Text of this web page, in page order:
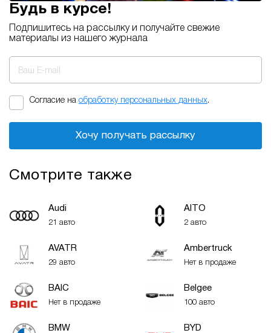
Будь в курсе!
Подпишитесь на рассылку и получайте свежие
материалы из нашего журнала
Ваш E-mail
Согласие на обработку персональных данных.
Хочу получать рассылку
Смотрите также
Audi
21 авто
AITO
2 авто
AVATR
29 авто
Ambertruck
Нет в продаже
BAIC
Нет в продаже
Belgee
100 авто
BMW BYD